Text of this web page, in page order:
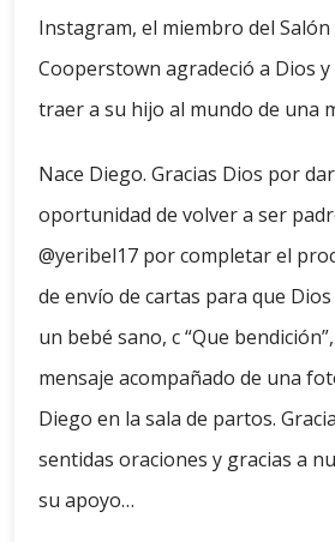
Instagram, el miembro del Salón
Cooperstown agradeció a Dios
traer a su hijo al mundo de una
Nace Diego. Gracias Dios por
oportunidad de volver a ser
@yeribel17 por completar el
de envío de cartas para que
un bebé sano, c “Que
mensaje acompañado de una
Diego en la sala de partos.
sentidas oraciones y gracias a
su apoyo…